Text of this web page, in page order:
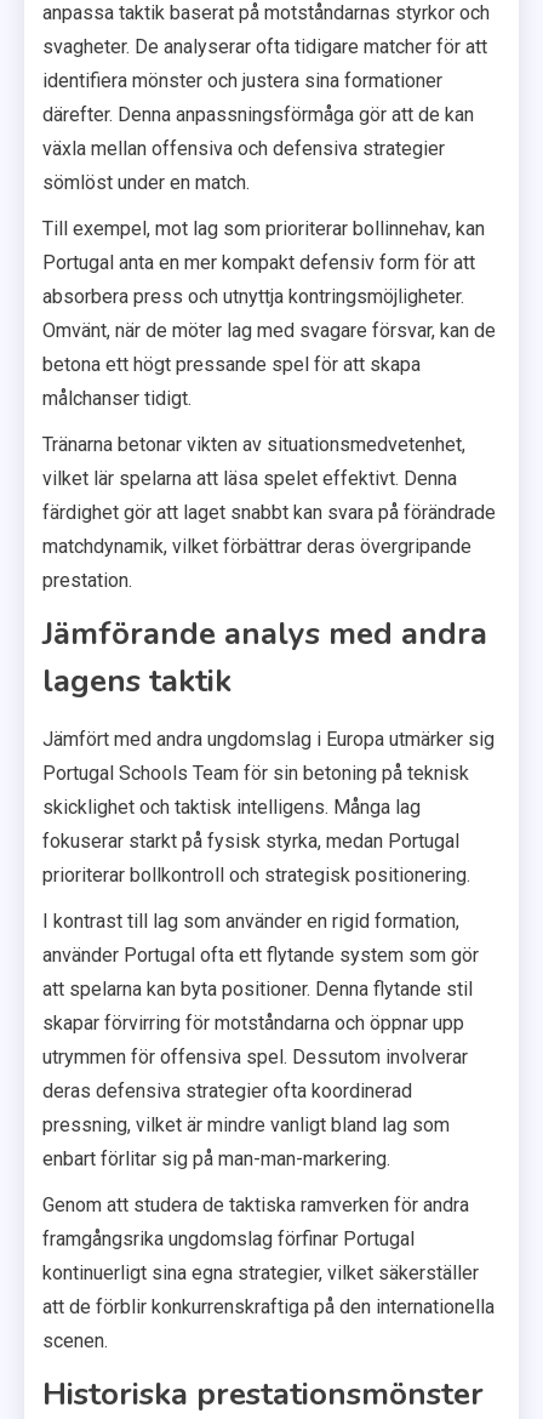
anpassa taktik baserat på motståndarnas styrkor och
svagheter. De analyserar ofta tidigare matcher för att
identifiera mönster och justera sina formationer
därefter. Denna anpassningsförmåga gör att de kan
växla mellan offensiva och defensiva strategier
sömlöst under en match.
Till exempel, mot lag som prioriterar bollinnehav, kan
Portugal anta en mer kompakt defensiv form för att
absorbera press och utnyttja kontringsmöjligheter.
Omvänt, när de möter lag med svagare försvar, kan de
betona ett högt pressande spel för att skapa
målchanser tidigt.
Tränarna betonar vikten av situationsmedvetenhet,
vilket lär spelarna att läsa spelet effektivt. Denna
färdighet gör att laget snabbt kan svara på förändrade
matchdynamik, vilket förbättrar deras övergripande
prestation.
Jämförande analys med andra
lagens taktik
Jämfört med andra ungdomslag i Europa utmärker sig
Portugal Schools Team för sin betoning på teknisk
skicklighet och taktisk intelligens. Många lag
fokuserar starkt på fysisk styrka, medan Portugal
prioriterar bollkontroll och strategisk positionering.
I kontrast till lag som använder en rigid formation,
använder Portugal ofta ett flytande system som gör
att spelarna kan byta positioner. Denna flytande stil
skapar förvirring för motståndarna och öppnar upp
utrymmen för offensiva spel. Dessutom involverar
deras defensiva strategier ofta koordinerad
pressning, vilket är mindre vanligt bland lag som
enbart förlitar sig på man-man-markering.
Genom att studera de taktiska ramverken för andra
framgångsrika ungdomslag förfinar Portugal
kontinuerligt sina egna strategier, vilket säkerställer
att de förblir konkurrenskraftiga på den internationella
scenen.
Historiska prestationsmönster